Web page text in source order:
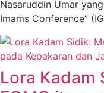
Nasaruddin Umar
Imams Conference”
Lora Kadam